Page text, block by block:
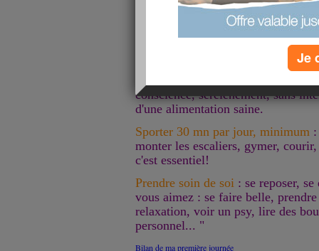
d'eau, ou infusion sans
modération, çà déshydrate!
: selon les
peut vous y aider, et ma copine
conscience, sereienement, sans
d'une alimentation saine.
Sporter 30 mn par jour, minimum
monter les escaliers, gymer,
c'est essentiel!
Prendre soin de soi : se reposer,
vous aimez : se faire belle,
relaxation, voir un psy, lire des
personnel... "
Bilan de ma première journée
Je